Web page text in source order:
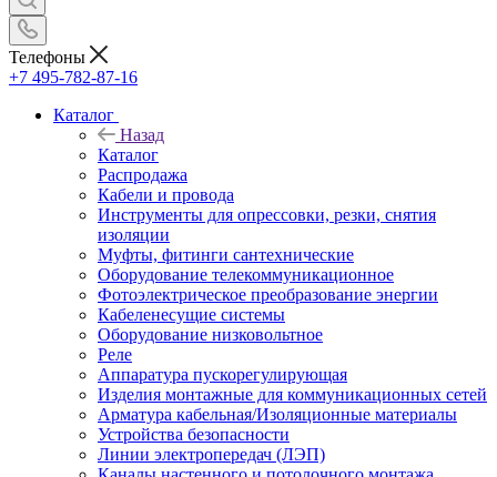
Телефоны
+7 495-782-87-16
Каталог
Назад
Каталог
Распродажа
Кабели и провода
Инструменты для опрессовки, резки, снятия
изоляции
Муфты, фитинги сантехнические
Оборудование телекоммуникационное
Фотоэлектрическое преобразование энергии
Кабеленесущие системы
Оборудование низковольтное
Реле
Аппаратура пускорегулирующая
Изделия монтажные для коммуникационных сетей
Арматура кабельная/Изоляционные материалы
Устройства безопасности
Линии электропередач (ЛЭП)